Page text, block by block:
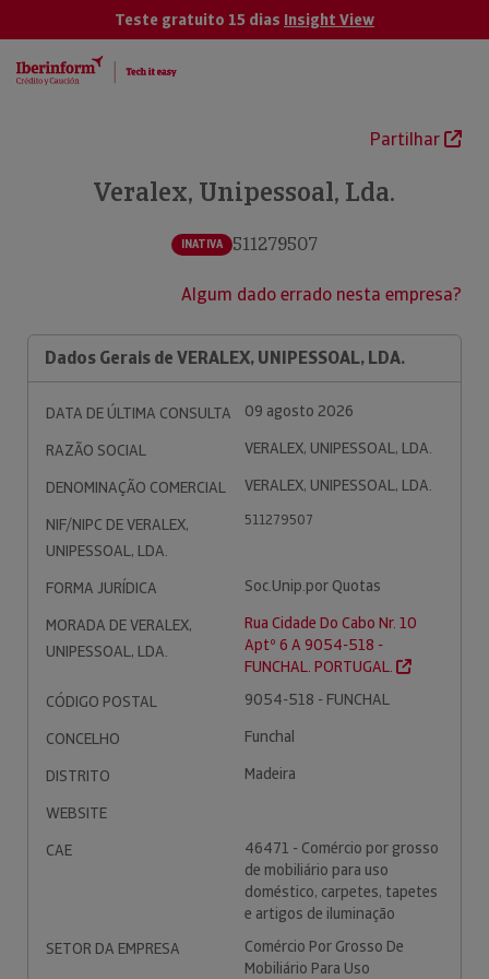
Teste gratuito 15 dias Insight View
Partilhar
Veralex, Unipessoal, Lda.
INATIVA 511279507
Algum dado errado nesta empresa?
Dados Gerais de VERALEX, UNIPESSOAL, LDA.
DATA DE ÚLTIMA CONSULTA
09 agosto 2026
RAZÃO SOCIAL
VERALEX, UNIPESSOAL, LDA.
DENOMINAÇÃO COMERCIAL
VERALEX, UNIPESSOAL, LDA.
NIF/NIPC DE VERALEX,
UNIPESSOAL, LDA.
511279507
FORMA JURÍDICA
Soc.Unip.por Quotas
MORADA DE VERALEX,
UNIPESSOAL, LDA.
Rua Cidade Do Cabo Nr. 10
Aptº 6 A 9054-518 -
FUNCHAL. PORTUGAL.
CÓDIGO POSTAL
9054-518 - FUNCHAL
CONCELHO
Funchal
DISTRITO
Madeira
WEBSITE
CAE
46471 - Comércio por grosso
de mobiliário para uso
doméstico, carpetes, tapetes
e artigos de iluminação
SETOR DA EMPRESA
Comércio Por Grosso De
Mobiliário Para Uso